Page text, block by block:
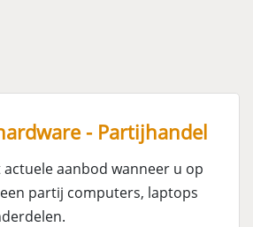
- Partijhandel
aanbod wanneer u op
partij computers, laptops